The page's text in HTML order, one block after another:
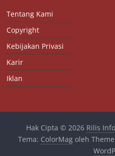
Tentang Kami
Copyright
Kebijakan Privasi
Karir
Iklan
Hak Cipta © 2026 Rilis Info
Tema: ColorMagoleh